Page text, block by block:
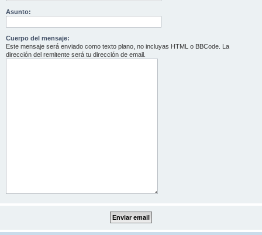
Asunto:
Cuerpo del mensaje:
Este mensaje será enviado como texto plano, no incluyas HTML o BBCode. La
dirección del remitente será tu dirección de email.